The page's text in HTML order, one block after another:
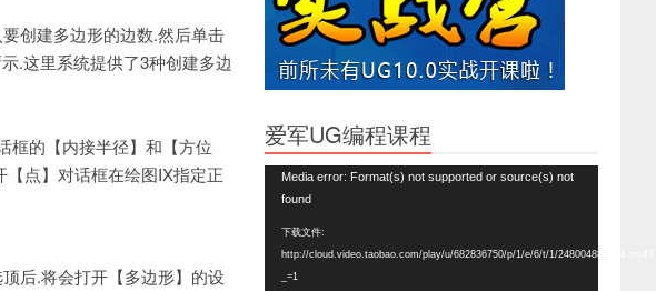
创建多边形的边数.然后单击
.这里系统提供了3种创建多边
框的【内接半径】和【方位
点】对话框在绘图IX指定正
后.将会打开【多边形】的设
爱军UG编程课程
Media error: Format(s) not supported or source(s) not
found
下载文件:
http://cloud.video.taobao.com/play/u/682836750/p/1/e/6/t/1/248004888864.mp4?
_=1